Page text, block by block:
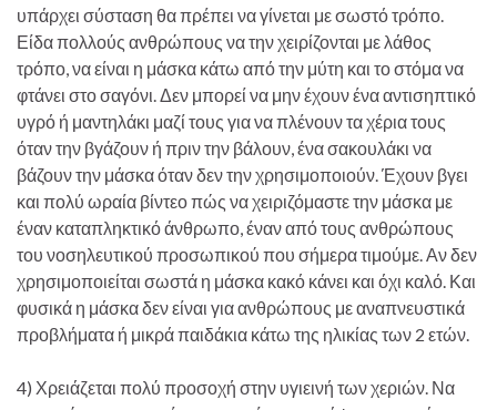
υπάρχει σύσταση θα πρέπει να γίνεται με σωστό τρόπο.
Είδα πολλούς ανθρώπους να την χειρίζονται με λάθος
τρόπο, να είναι η μάσκα κάτω από την μύτη και το στόμα να
φτάνει στο σαγόνι. Δεν μπορεί να μην έχουν ένα αντισηπτικό
υγρό ή μαντηλάκι μαζί τους για να πλένουν τα χέρια τους
όταν την βγάζουν ή πριν την βάλουν, ένα σακουλάκι να
βάζουν την μάσκα όταν δεν την χρησιμοποιούν. Έχουν βγει
και πολύ ωραία βίντεο πώς να χειριζόμαστε την μάσκα με
έναν καταπληκτικό άνθρωπο, έναν από τους ανθρώπους
του νοσηλευτικού προσωπικού που σήμερα τιμούμε. Αν δεν
χρησιμοποιείται σωστά η μάσκα κακό κάνει και όχι καλό. Και
φυσικά η μάσκα δεν είναι για ανθρώπους με αναπνευστικά
προβλήματα ή μικρά παιδάκια κάτω της ηλικίας των 2 ετών.
4) Χρειάζεται πολύ προσοχή στην υγιεινή των χεριών. Να